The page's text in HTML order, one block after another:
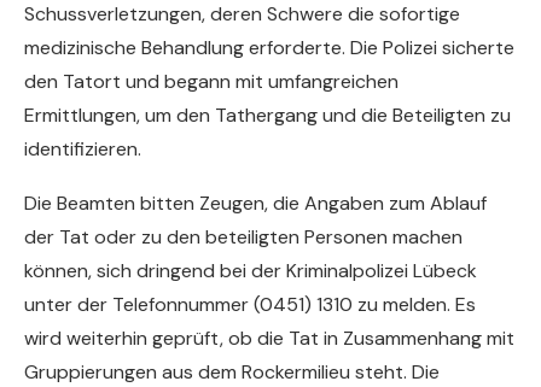
Schussverletzungen, deren Schwere die sofortige
medizinische Behandlung erforderte. Die Polizei sicherte
den Tatort und begann mit umfangreichen
Ermittlungen, um den Tathergang und die Beteiligten zu
identifizieren.
Die Beamten bitten Zeugen, die Angaben zum Ablauf
der Tat oder zu den beteiligten Personen machen
können, sich dringend bei der Kriminalpolizei Lübeck
unter der Telefonnummer (0451) 1310 zu melden. Es
wird weiterhin geprüft, ob die Tat in Zusammenhang mit
Gruppierungen aus dem Rockermilieu steht. Die